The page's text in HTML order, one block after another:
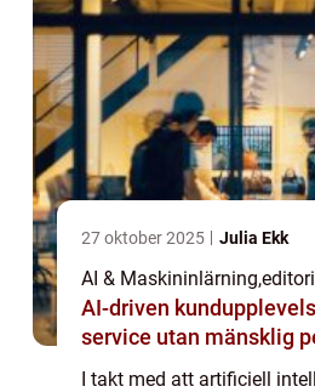
27 oktober 2025 Julia Ekk
AI & Maskininlärning,
AI-driven
service utan mänsklig
I takt med att artificiell